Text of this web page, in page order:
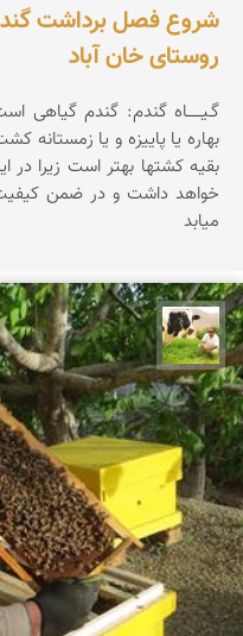
شروع فصل برداشت
روستای خان آباد
گـیــــــاه گندم: گندم
بهاره یا پاییزه و یا زمستانه
بقیه کشتها بهتر است زیرا
خواهد داشت و در ضمن
میابد
تقی قاسمی